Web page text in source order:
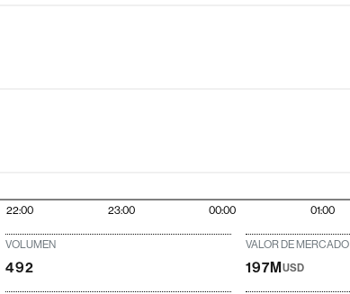
22:00 23:00 00:00 01:00
VOLUMEN
492
VALOR DE MERCADO
197MUSD